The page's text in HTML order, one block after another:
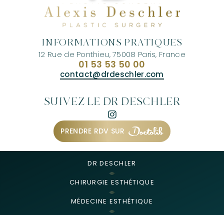
INFORMATIONS PRATIQUES
12 Rue de Ponthieu, 75008 Paris, France
01 53 53 50 00
contact@drdeschler.com
SUIVEZ LE DR DESCHLER
PRENDRE RDV SUR
DR DESCHLER
CHIRURGIE ESTHÉTIQUE
MÉDECINE ESTHÉTIQUE